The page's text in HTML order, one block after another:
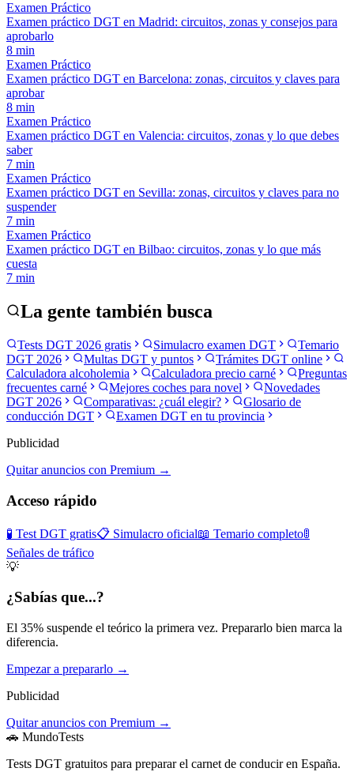
Examen Práctico
Examen práctico DGT en Madrid: circuitos, zonas y consejos para
aprobarlo
8 min
Examen Práctico
Examen práctico DGT en Barcelona: zonas, circuitos y claves para
aprobar
8 min
Examen Práctico
Examen práctico DGT en Valencia: circuitos, zonas y lo que debes
saber
7 min
Examen Práctico
Examen práctico DGT en Sevilla: zonas, circuitos y claves para no
suspender
7 min
Examen Práctico
Examen práctico DGT en Bilbao: circuitos, zonas y lo que más
cuesta
7 min
La gente también busca
Tests DGT 2026 gratis Simulacro examen DGT
Temario
DGT 2026
Multas DGT y puntos
Trámites DGT online
Calculadora alcoholemia
Calculadora precio carné
Preguntas
frecuentes carné
Mejores coches para novel
Novedades
DGT 2026
Comparativas: ¿cuál elegir?
Glosario de
conducción DGT
Examen DGT en tu provincia
Publicidad
Quitar anuncios con Premium →
Acceso rápido
🧪 Test DGT gratis📋 Simulacro oficial📖 Temario completo🚦
Señales de tráfico
💡
¿Sabías que...?
El 35% suspende el teórico la primera vez. Prepararlo bien marca la
diferencia.
Empezar a prepararlo →
Publicidad
Quitar anuncios con Premium →
🚗 MundoTests
Tests DGT gratuitos para preparar el carnet de conducir en España.